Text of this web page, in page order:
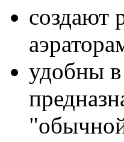
создают
удобны в